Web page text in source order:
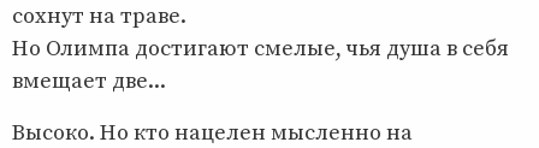
сохнут на траве.
Но Олимпа достигают смелые, чья душа в себя
вмещает две...
Высоко. Но кто нацелен мысленно на